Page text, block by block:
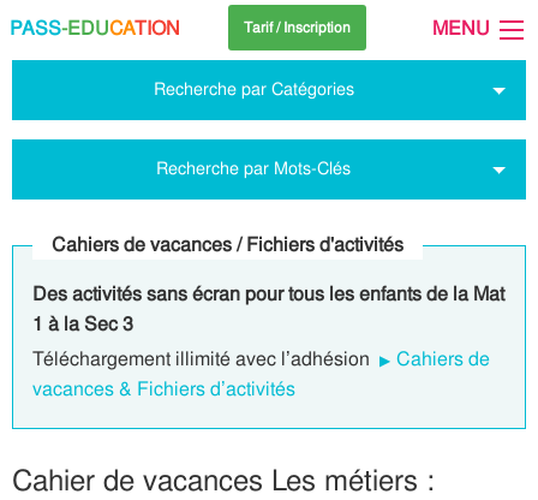
PASS-EDUCATION Tarif / Inscription MENU
Recherche par Catégories
Recherche par Mots-Clés
Cahiers de vacances / Fichiers d'activités
Des activités sans écran pour tous les enfants de la Mat
1 à la Sec 3
Téléchargement illimité avec l’adhésion
Cahiers de
vacances & Fichiers d’activités
Cahier de vacances Les métiers :